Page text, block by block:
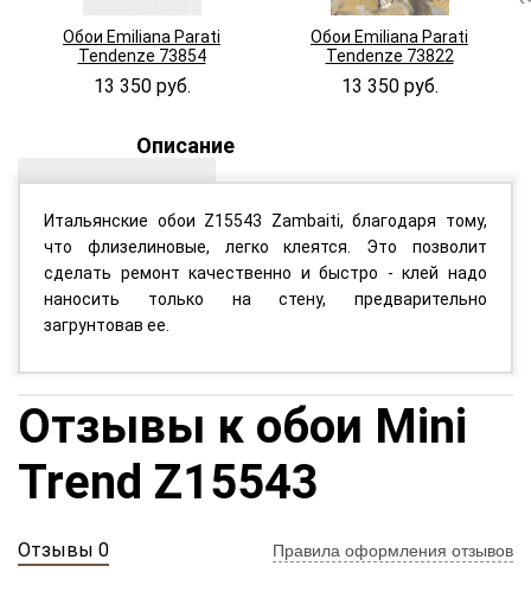
Обои Emiliana Parati
Tendenze 73854
13 350 руб.
Обои Emiliana Parati
Tendenze 73822
13 350 руб.
Описание
Итальянские обои Z15543 Zambaiti, благодаря тому,
что флизелиновые, легко клеятся. Это позволит
сделать ремонт качественно и быстро - клей надо
наносить только на стену, предварительно
загрунтовав ее.
Отзывы к обои Mini
Trend Z15543
Отзывы 0 Правила оформления отзывов